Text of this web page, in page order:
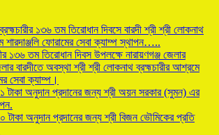
১৩৬ তম তিরোধান দিবসে বারদী শ্রী শ্রী লোকনাথ
শারদাঞ্জলি ফোরামের সেবা ক্যাম্প স্থাপন…..
১৩৬ তম তিরোধান দিবস উপলক্ষে নারায়ণগঞ্জ জেলার
বারদীতে অবস্থা শ্রী শ্রী লোকনাথ ব্রহ্মচারীর আশ্রমে
সেবা ক্যাম্প।
টাকা অনুদান প্রদানের জন্য শ্রী অয়ন সরকার (সুমন) এর
টাকা অনুদান প্রদানের জন্য শ্রী বিজন ভৌমিকের প্রতি